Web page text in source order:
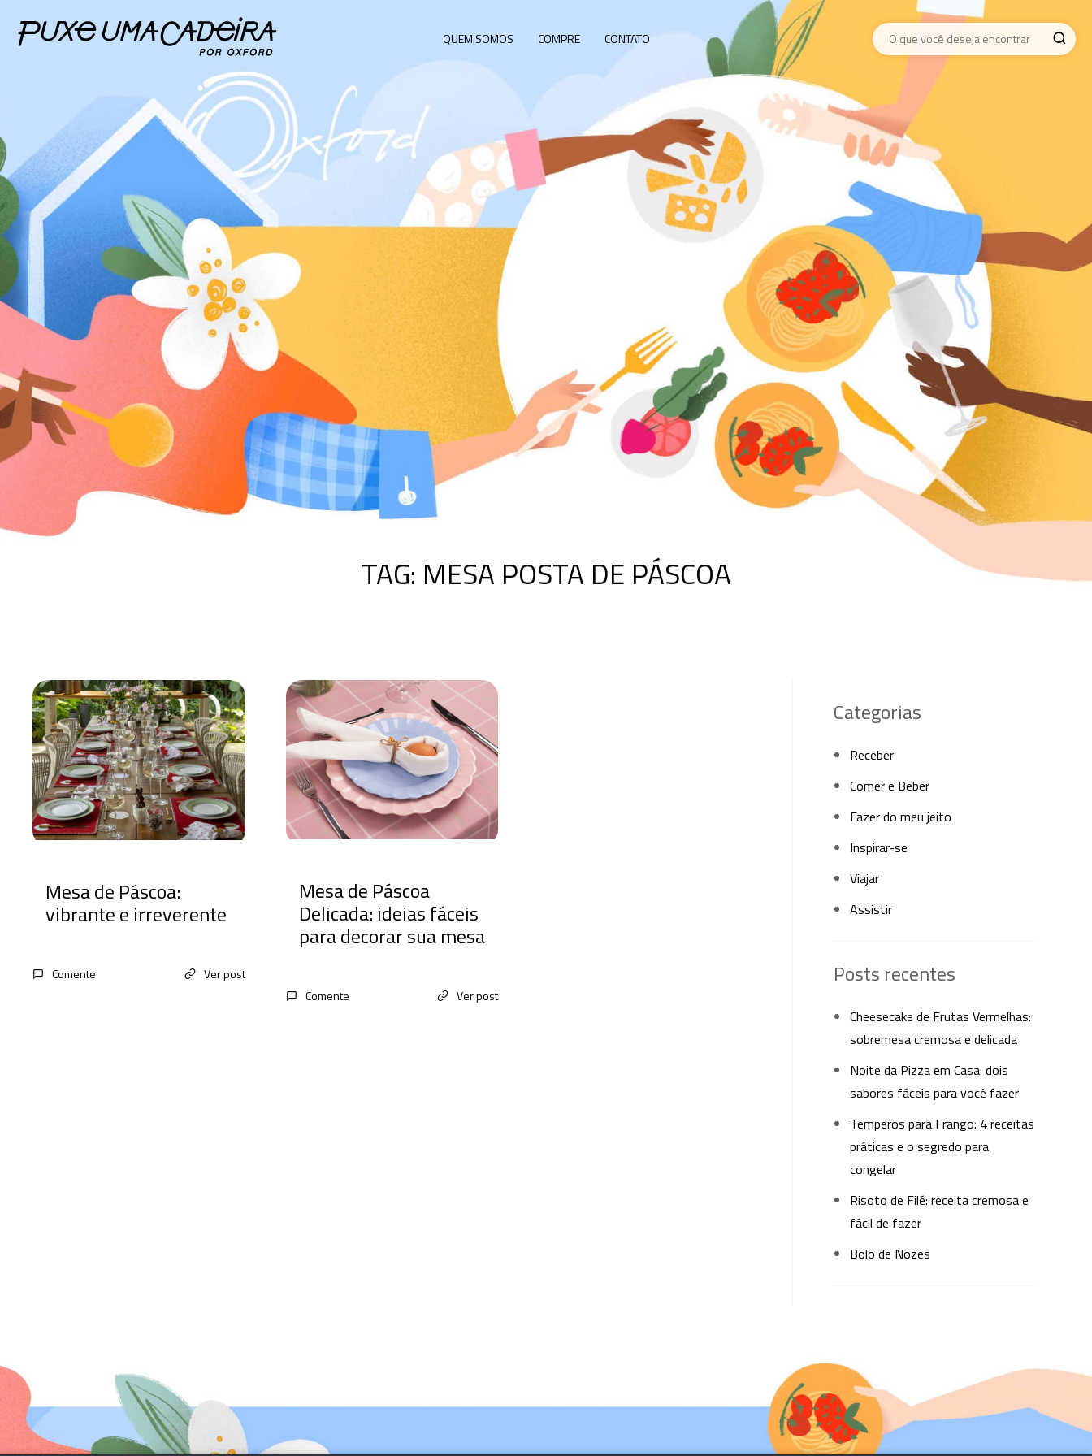
QUEM SOMOS COMPRE CONTATO
TAG: MESA POSTA DE PÁSCOA
Mesa de Páscoa:
vibrante e irreverente
Comente Ver post
Mesa de Páscoa
Delicada: ideias fáceis
para decorar sua mesa
Comente Ver post
Categorias
Receber
Comer e Beber
Fazer do meu jeito
Inspirar-se
Viajar
Assistir
Posts recentes
Cheesecake de Frutas Vermelhas:
sobremesa cremosa e delicada
Noite da Pizza em Casa: dois
sabores fáceis para você fazer
Temperos para Frango: 4 receitas
práticas e o segredo para
congelar
Risoto de Filé: receita cremosa e
fácil de fazer
Bolo de Nozes